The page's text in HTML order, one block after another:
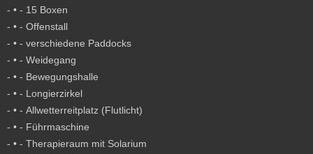
- • - 15 Boxen
- • - Offenstall
- • - verschiedene Paddocks
- • - Weidegang
- • - Bewegungshalle
- • - Longierzirkel
- • - Allwetterreitplatz (Flutlicht)
- • - Führmaschine
- • - Therapieraum mit Solarium